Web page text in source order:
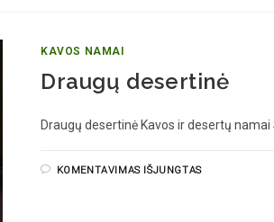
KAVOS NAMAI
Draugų desertinė
Draugų desertinė Kavos ir desertų
KOMENTAVIMAS IŠJUNGTAS